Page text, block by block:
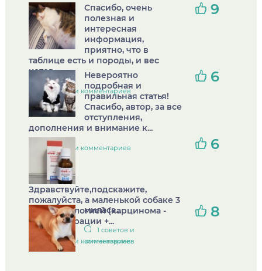
Спасибо, очень
полезная и
интересная
информация,
приятно, что в
таблице есть и породы, и вес
котов....
1 советов и комментариев
9
Невероятно
подробная и
правильная статья!
Спасибо, автор, за все
отступления,
дополнения и внимание к...
1 советов и комментариев
6
Здравствуйте,подскажите,
пожалуйста, а маленькой собаке 3
кг. , с онкологией (карцинома -
после операции +...
1 советов и комментариев
6
миласа...
1 советов и
комментариев
8